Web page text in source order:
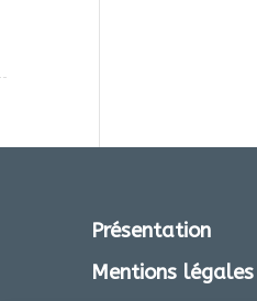
Présentation
Mentions légales